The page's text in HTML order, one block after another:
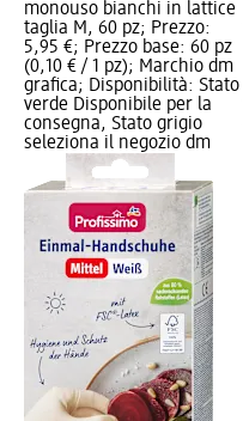
monouso bianchi in lattice
taglia M, 60 pz; Prezzo:
5,95 €; Prezzo base: 60 pz
(0,10 € / 1 pz); Marchio dm
grafica; Disponibilità: Stato
verde Disponibile per la
consegna, Stato grigio
seleziona il negozio dm